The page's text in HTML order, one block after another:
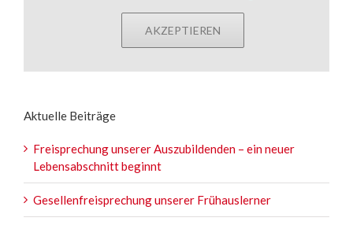
AKZEPTIEREN
Aktuelle Beiträge
Freisprechung unserer Auszubildenden – ein neuer
Lebensabschnitt beginnt
Gesellenfreisprechung unserer Frühauslerner